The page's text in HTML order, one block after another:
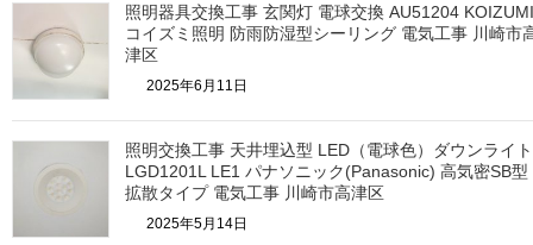
照明器具交換工事 玄関灯 電球交換 AU51204 KOIZUMI
コイズミ照明 防雨防湿型シーリング 電気工事 川崎市
津区
2025年6月11日
照明交換工事 天井埋込型 LED（電球色）ダウンライト
LGD1201L LE1 パナソニック(Panasonic) 高気密SB型
拡散タイプ 電気工事 川崎市高津区
2025年5月14日